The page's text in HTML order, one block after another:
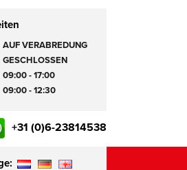
AUF VERABREDUNG
GESCHLOSSEN
09:00 - 17:00
09:00 - 12:30
+31 (0)6-23814538